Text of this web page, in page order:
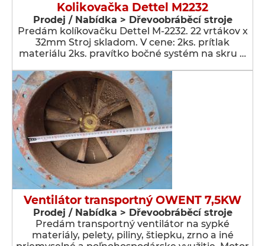
Kolikovačka Dettel M2232
Prodej / Nabídka > Dřevoobráběcí stroje
Predám kolíkovačku Dettel M-2232. 22 vrtákov x
32mm Stroj skladom. V cene: 2ks. prítlak
materiálu 2ks. pravítko bočné systém na skru …
Ventilátor transportný OWENT 7,5KW
Prodej / Nabídka > Dřevoobráběcí stroje
Predám transportný ventilátor na sypké
materiály, pelety, piliny, štiepku, zrno a iné